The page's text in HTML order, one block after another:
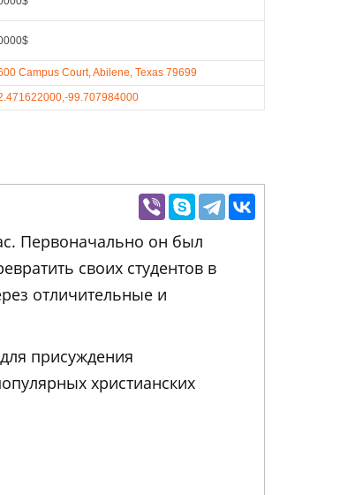
Campus Court, Abilene, Texas 79699
99.707984000
Первоначально он был
своих студентов в
отличительные и
присуждения
христианских